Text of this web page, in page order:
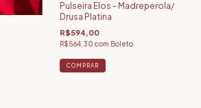
Pulseira Elos - Madreperola/
Drusa Platina
R$594,00
R$564,30 com Boleto
COMPRAR